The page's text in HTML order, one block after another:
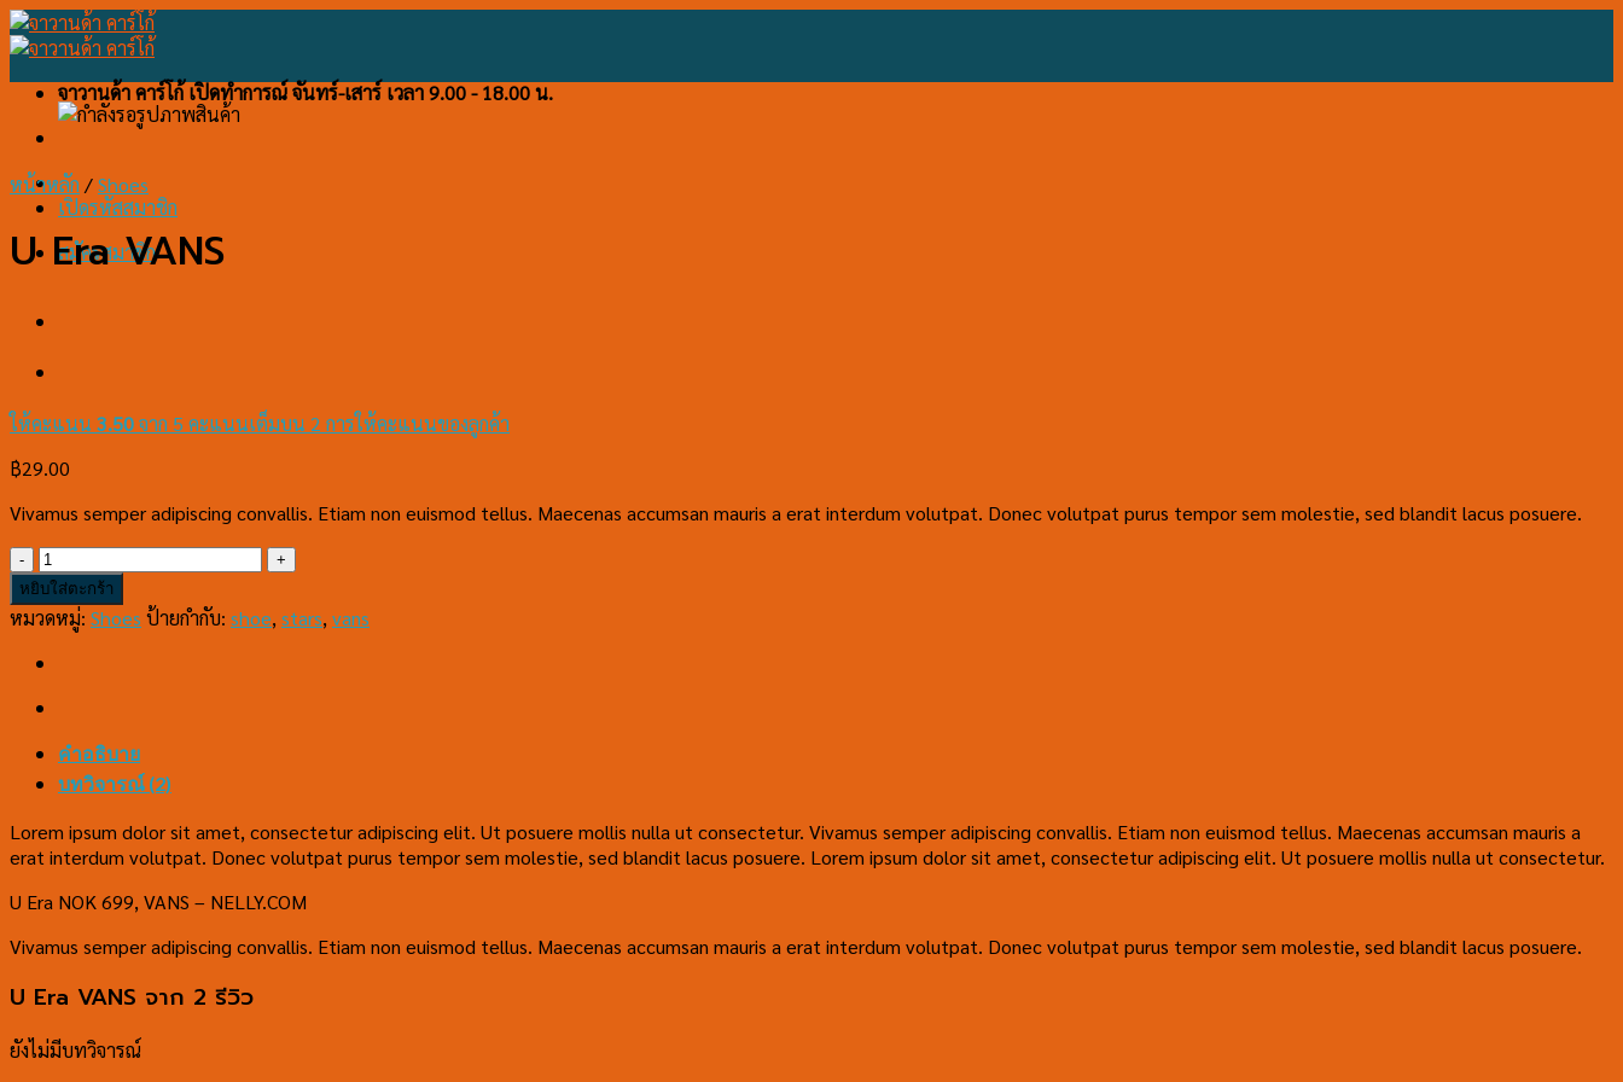
Skip
to
จาวานด้า คาร์โก้ เปิดทำการณ์ จันทร์-เสาร์ เวลา 9.00 - 18.00 น.
เปิดรหัสสมาชิก
สมัครสมาชิก
หน้าหลัก /Shoes
U Era VANS
ให้คะแนน 3.50จาก 5 คะแนนเต็มบน 2 การให้คะแนนของลูกค้า
฿29.00
Vivamus semper adipiscing convallis. Etiam non euismod tellus. Maecenas accumsan mauris a erat interdum volutpat. Donec volutpat purus tempor sem molestie, sed blandit lacus posuere.
จำนวน
U
Era
VANS
ชิ้น
หยิบใส่ตะกร้า
หมวดหมู่: Shoes ป้ายกำกับ: shoe, stars, vans
คำอธิบาย
บทวิจารณ์ (2)
Lorem ipsum dolor sit amet, consectetur adipiscing elit. Ut posuere mollis nulla ut consectetur. Vivamus semper adipiscing convallis. Etiam non euismod tellus. Maecenas accumsan mauris a
erat interdum volutpat. Donec volutpat purus tempor sem molestie, sed blandit lacus posuere. Lorem ipsum dolor sit amet, consectetur adipiscing elit. Ut posuere mollis nulla ut consectetur.
U Era NOK 699, VANS – NELLY.COM
Vivamus semper adipiscing convallis. Etiam non euismod tellus. Maecenas accumsan mauris a erat interdum volutpat. Donec volutpat purus tempor sem molestie, sed blandit lacus posuere.
U Era VANS จาก 2 รีวิว
ยังไม่มีบทวิจารณ์